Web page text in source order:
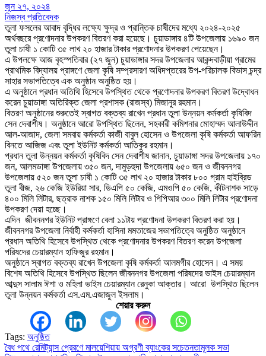
জুন ২৭, ২০২৪
নিজস্ব প্রতিবেদক
তুলা ফসলের আবাদ বৃদ্ধির লক্ষ্যে ক্ষুদ্র ও প্রান্তিক চাষীদের মধ্যে ২০২৪-২০২৫
অর্থবছরে প্রণোদনার উপকরণ বিতরণ করা হয়েছে। চুয়াডাঙ্গার ৪টি উপজেলায় ১৬৯০ জন
তুলা চাষী ১ কোটি ৩৫ লাখ ২০ হাজার টাকার প্রণোদনার উপকরণ পেয়েছেন।
এ উপলক্ষে আজ বৃহস্পতিবার (২৭ জুন) চুয়াডাঙ্গার সদর উপজেলার আকন্দবাড়ীয়া গ্রামের
প্রাথমিক বিদ্যালয় প্রাঙ্গণে জেলা কৃষি সম্প্রসারণ অধিদপ্তরের উপ-পরিচালক বিভাস চন্দ্র
সাহার সভাপতিত্বে এক অনুষ্ঠান অনুষ্ঠিত হয়।
এ অনুষ্ঠানে প্রধান অতিথি হিসেবে উপস্থিত থেকে প্রণোদনার উপকরণ বিতরণ উদ্বোধন
করেন চুয়াডাঙ্গা অতিরিক্ত জেলা প্রশাসক (রাজস্ব) মিজানুর রহমান।
বিতরণ অনুষ্ঠানের শুরুতেই স্বাগত বক্তব্য রাখেন প্রধান তুলা উন্নয়ন কর্মকর্তা কৃষিবিদ
সেন দেবাশীষ। অনুষ্ঠানে আরো উপস্থিত ছিলেন, সহকারী কমিশনার মোহাম্মদ আলাউদ্দীন
আল-আজাদ, জেলা সমবায় কর্মকর্তা কাজী বাবুল হোসেন ও উপজেলা কৃষি কর্মকর্তা আফরিন
বিনতে আজিজ এবং তুলা ইউনিট কর্মকর্তা আতিকুর রহমান।
প্রধান তুলা উন্নয়ন কর্মকর্তা কৃষিবিদ সেন দেবাশীষ জানান, চুয়াডাঙ্গা সদর উপজেলায় ১৭০
জন, আলমডাঙ্গা উপজেলায় ৩৫০ জন, দামুড়হুদা উপজেলায় ৬৫০ জন ও জীবননগর
উপজেলায় ৫২০ জন তুলা চাষী ১ কোটি ৩৫ লাখ ২০ হাজার টাকার ৮০০ গ্রাম হাইব্রিড
তুলা বীজ, ২৬ কেজি ইউরিয়া সার, ডিএপি ৫০ কেজি, এমওপি ৫০ কেজি, কীটনাশক সাড়ে
৪০০ মিলি লিটার, ছত্রাক নাশক ১৫০ মিলি লিটার ও পিপিআর ৩০০ মিলি লিটার প্রণোদনা
উপকরণ দেয়া হচ্ছে।
এদিন জীবননগর ইউনিট প্রাঙ্গণে বেলা ১১টায় প্রণোদনা উপকরণ বিতরণ করা হয়।
জীবননগর উপজেলা নির্বাহী কর্মকর্তা হাসিনা মমতাজের সভাপতিত্বে অনুষ্ঠিত অনুষ্ঠানে
প্রধান অতিথি হিসেবে উপস্থিত থেকে প্রণোদনার উপকরণ বিতরণ করেন উপজেলা
পরিষদের চেয়ারম্যান হাফিজুর রহমান।
অনুষ্ঠানে স্বাগত বক্তব্য রাখেন উপজেলা কৃষি কর্মকর্তা আলমগীর হোসেন। এ সময়
বিশেষ অতিথি হিসেবে উপস্থিত ছিলেন জীবননগর উপজেলা পরিষদের ভাইস চেয়ারম্যান
আব্দুস সালাম ঈশা ও মহিলা ভাইস চেয়ারম্যান রেনুকা আক্তার। আরো উপস্থিত ছিলেন
তুলা উন্নয়ন কর্মকর্তা এস.এম.এজাজুল ইসলাম।
শেয়ার করুন
Tags: অনুষ্ঠিত
Post
বৈধ পথে রেমিট্যান্স প্রেরণে মালয়েশিয়ায় অগ্রণী ব্যাংকের সচেতনতামূলক সভা